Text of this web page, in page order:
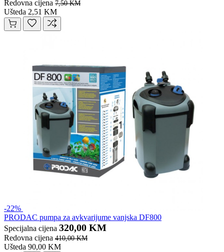
Redovna cijena 7,50 KM
Ušteda 2,51 KM
-22%
PRODAC pumpa za avkvarijume vanjska DF800
Specijalna cijena 320,00 KM
Redovna cijena 410,00 KM
Ušteda 90,00 KM